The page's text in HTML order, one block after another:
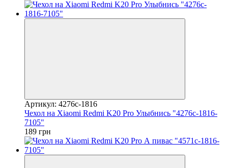
Артикул: 4276c-1816
Чехол на Xiaomi Redmi K20 Pro Улыбнись "4276c-1816-
7105"
189 грн